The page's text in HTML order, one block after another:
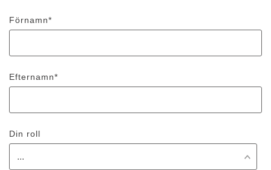
Förnamn*
Efternamn*
Din roll